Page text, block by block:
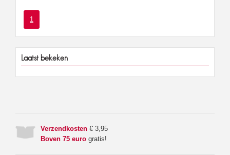
1
Laatst bekeken
Verzendkosten € 3,95
Boven 75 euro gratis!